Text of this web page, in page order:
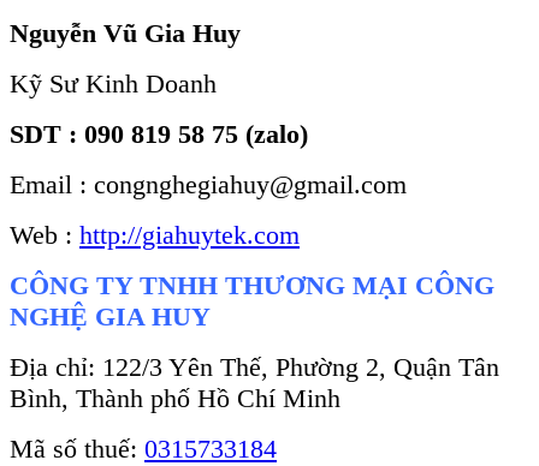
Nguyễn Vũ Gia Huy
Kỹ Sư Kinh Doanh
SDT : 090 819 58 75 (zalo)
Email : congnghegiahuy@gmail.com
Web : http://giahuytek.com
CÔNG TY TNHH THƯƠNG MẠI CÔNG
NGHỆ GIA HUY
Địa chỉ: 122/3 Yên Thế, Phường 2, Quận Tân
Bình, Thành phố Hồ Chí Minh
Mã số thuế: 0315733184